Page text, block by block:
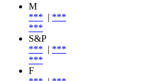
M
*** | ***
***
S&P
*** | ***
***
F